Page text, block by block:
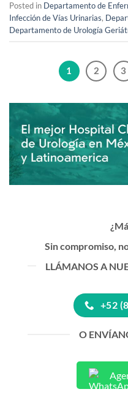
Posted in Departamento de
Infección de Vías Urinarias,
Departamento de Urología
1 2 3
Sin compromiso,
LLÁMANOS A
+52
O